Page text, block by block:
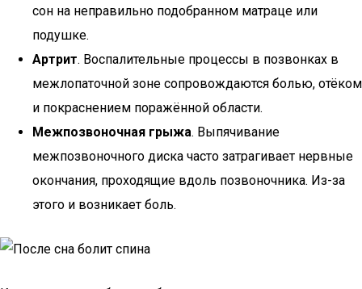
сон на неправильно подобранном матраце или
подушке.
Артрит. Воспалительные процессы в позвонках в
межлопаточной зоне сопровождаются болью, отёком
и покраснением поражённой области.
Межпозвоночная грыжа. Выпячивание
межпозвоночного диска часто затрагивает нервные
окончания, проходящие вдоль позвоночника. Из-за
этого и возникает боль.